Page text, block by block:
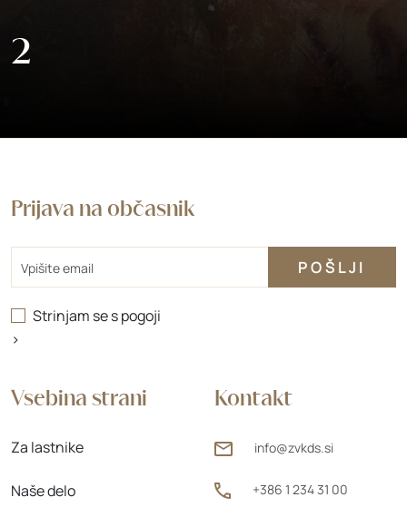
2
Kontakt
info@zvkds.si
+386 1 234 31 00
Vsebina strani
Za lastnike
Naše delo
Prijava na občasnik
Strinjam se spogoji
>